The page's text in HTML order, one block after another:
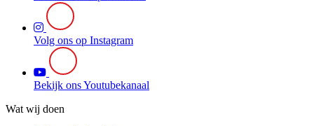
Volg ons op Instagram
Bekijk ons Youtubekanaal
Wat wij doen